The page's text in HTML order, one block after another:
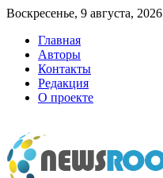
Воскресенье, 9 августа, 2026
Главная
Авторы
Контакты
Редакция
О проекте